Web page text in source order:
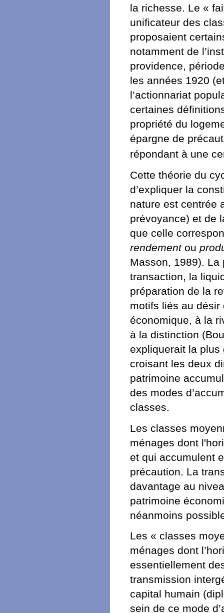
la richesse. Le «
unificateur des
proposaient
notamment de
providence,
les années 1920
l’actionnariat
certaines
propriété du
épargne de
répondant à une
Cette théorie du
d’expliquer la
nature est centrée
prévoyance) et de
que celle
rendementou
Masson, 1989).
transaction, la
préparation de la
motifs liés au désir
économique, à la
à la distinction
expliquerait la plus
croisant les deux
patrimoine
des modes
classes.
Les classes
ménages dont
et qui accumulent
précaution. La
davantage au
patrimoine
néanmoins
Les « classes
ménages dont
essentiellement
transmission
capital humain
sein de ce mode